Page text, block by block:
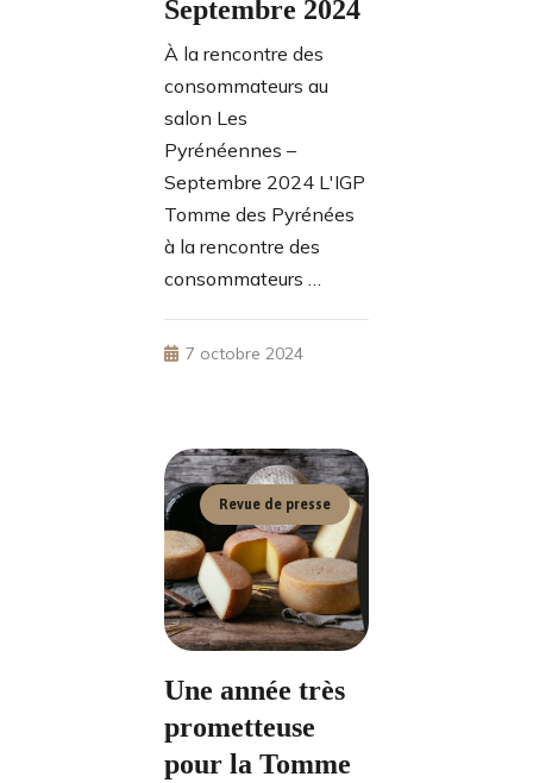
Septembre 2024
À la rencontre des
consommateurs au
salon Les
Pyrénéennes –
Septembre 2024 L'IGP
Tomme des Pyrénées
à la rencontre des
consommateurs …
7 octobre 2024
Revue de presse
Une année très
prometteuse
pour la Tomme